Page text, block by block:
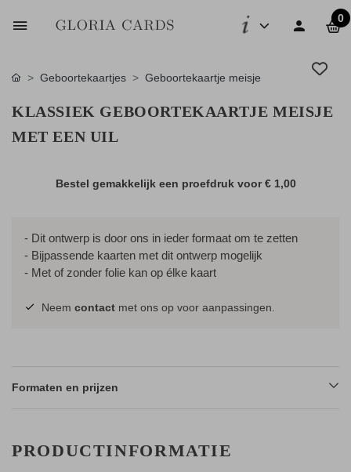
0
Geboortekaartjes Geboortekaartje meisje
KLASSIEK GEBOORTEKAARTJE MEISJE
MET EEN UIL
Bestel gemakkelijk een proefdruk voor€ 1,00
- Dit ontwerp is door ons in ieder formaat om te zetten
- Bijpassende kaarten met dit ontwerp mogelijk
- Met of zonder folie kan op élke kaart
Neem contact met ons op voor aanpassingen.
Formaten en prijzen
PRODUCTINFORMATIE